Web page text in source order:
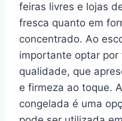
feiras livres e lojas
fresca quanto em
concentrado. Ao
importante optar
qualidade, que
e firmeza ao toque.
congelada é uma